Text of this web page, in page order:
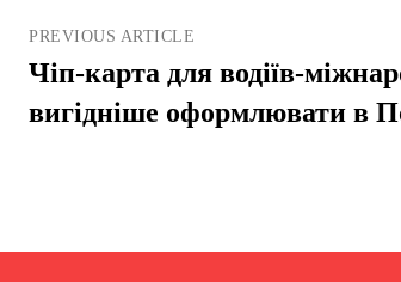
PREVIOUS ARTICLE
Чіп-карта для водіїв-
вигідніше оформлювати в